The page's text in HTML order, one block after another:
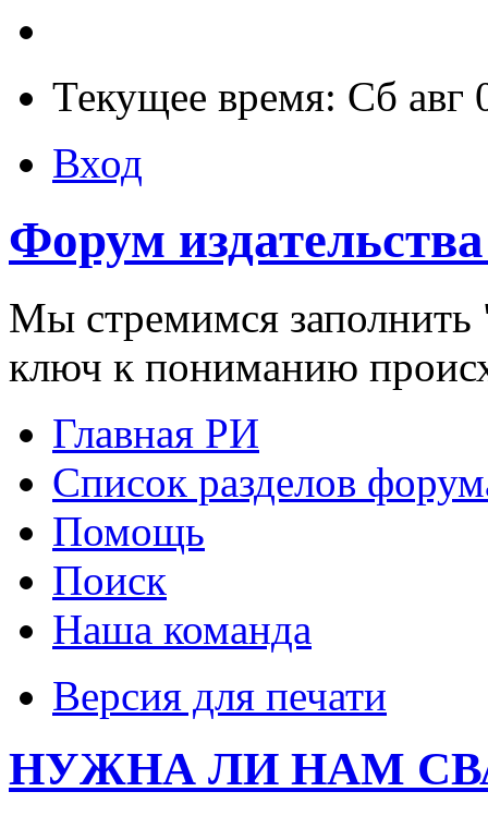
Текущее время: Сб авг
Вход
Форум
Мы стремимся заполнить
ключ к пониманию
Главная РИ
Список разделов
Помощь
Поиск
Наша команда
Версия для печати
НУЖНА ЛИ НАМ